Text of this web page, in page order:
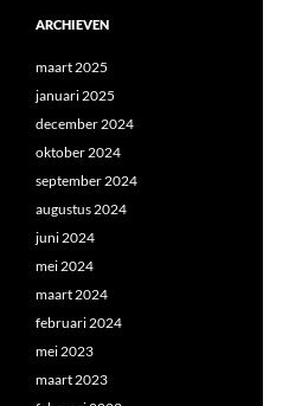
ARCHIEVEN
maart 2025
januari 2025
december 2024
oktober 2024
september 2024
augustus 2024
juni 2024
mei 2024
maart 2024
februari 2024
mei 2023
maart 2023